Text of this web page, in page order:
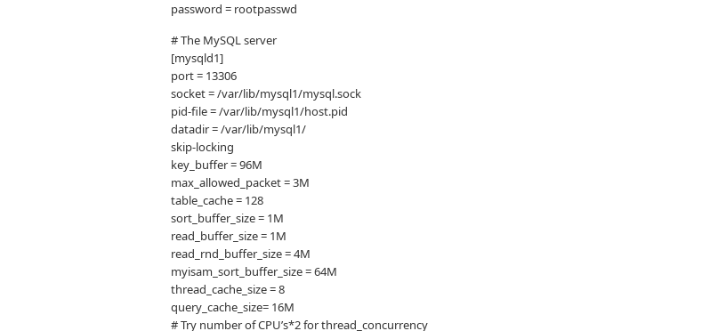
password = rootpasswd
# The MySQL server
[mysqld1]
port = 13306
socket = /var/lib/mysql1/mysql.sock
pid-file = /var/lib/mysql1/host.pid
datadir = /var/lib/mysql1/
skip-locking
key_buffer = 96M
max_allowed_packet = 3M
table_cache = 128
sort_buffer_size = 1M
read_buffer_size = 1M
read_rnd_buffer_size = 4M
myisam_sort_buffer_size = 64M
thread_cache_size = 8
query_cache_size= 16M
# Try number of CPU’s*2 for thread_concurrency